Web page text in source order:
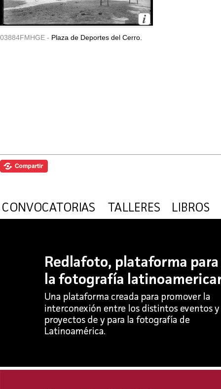
03884FMHGE - Plaza de Deportes del Cerro.